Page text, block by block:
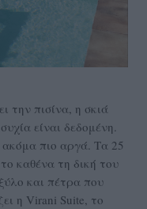
την πισίνα, η σκιά
είναι δεδομένη.
πιο αργά. Τα 25
καθένα τη δική του
και πέτρα που
η Virani Suite, το